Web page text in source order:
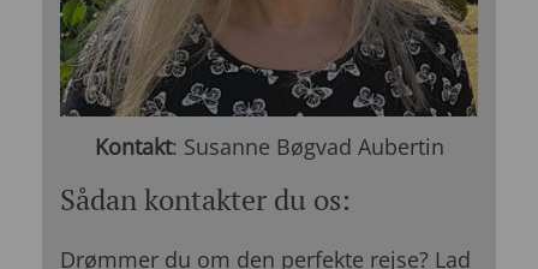
Kontakt: Susanne Bøgvad Aubertin
Sådan kontakter du os:
Drømmer du om den perfekte rejse? Lad